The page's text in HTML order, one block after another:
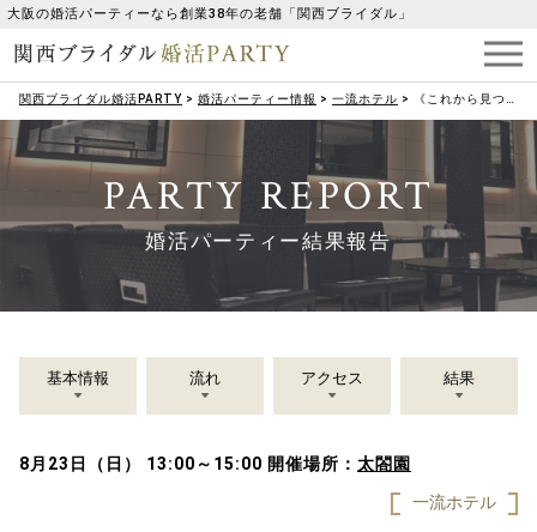
大阪の婚活パーティーなら創業38年の老舗「関西ブライダル」
関西ブライダル婚活PARTY > 婚活パーティー情報 > 一流ホテル > 《これから見つける新しい出会い♡》理想のパートナー探し編
PARTY REPORT
婚活パーティー結果報告
基本情報 流れ アクセス 結果
8月23日（日） 13:00～15:00 開催場所： 太閤園
一流ホテル